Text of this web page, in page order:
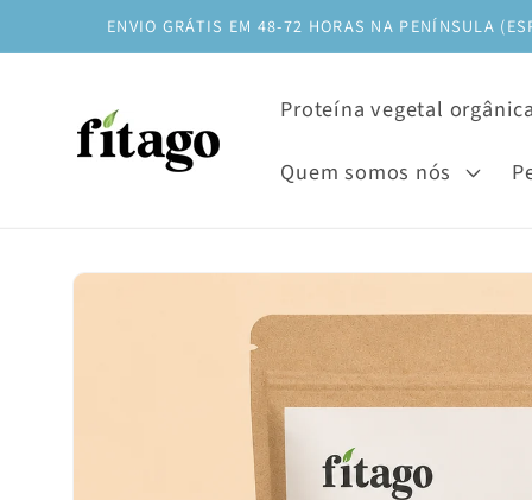
para o
conteúdo
ENVIO GRÁTIS EM 48-72 HORAS NA PENÍNSULA
Proteína vegetal orgânica
Quem somos nós
Saltar para